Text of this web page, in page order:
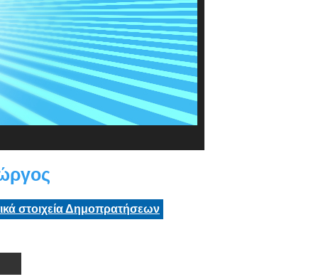
στοιχεία Δημοπρατήσεων